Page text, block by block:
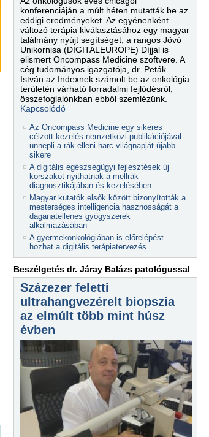
konferenciáján a múlt héten mutatták be az
eddigi eredményeket. Az egyénenként
változó terápia kiválasztásához egy magyar
találmány nyújt segítséget, a rangos Jövő
Unikornisa (DIGITALEUROPE) Díjjal is
elismert Oncompass Medicine szoftvere. A
cég tudományos igazgatója, dr. Peták
István az Indexnek számolt be az onkológia
területén várható forradalmi fejlődésről,
összefoglalónkban ebből szemlézünk.
Kapcsolódó
Az Oncompass Medicine egy sikeres
célzott kezelés nemzetközi publikációjával
ünnepli a rák elleni harc világnapját újabb
sikere
A digitális egészségügyi fejlesztések új
korszakot nyithatnak a mellrák
diagnosztikájában és kezelésében
Magyar kutatók elsők között bizonyították a
mesterséges intelligencia hasznosságát a
daganatellenes gyógyszerek
alkalmazásában
A gyermekonkológiában is előrelépést
hozhat a digitális terápiatervezés
Beszélgetés dr. Járay Balázs patológussal
Százezer feletti
ultrahangvezérelt biopszia
az elmúlt több mint húsz
évben